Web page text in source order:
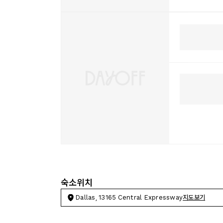
숙소위치
Dallas, 13165 Central Expressway지도보기